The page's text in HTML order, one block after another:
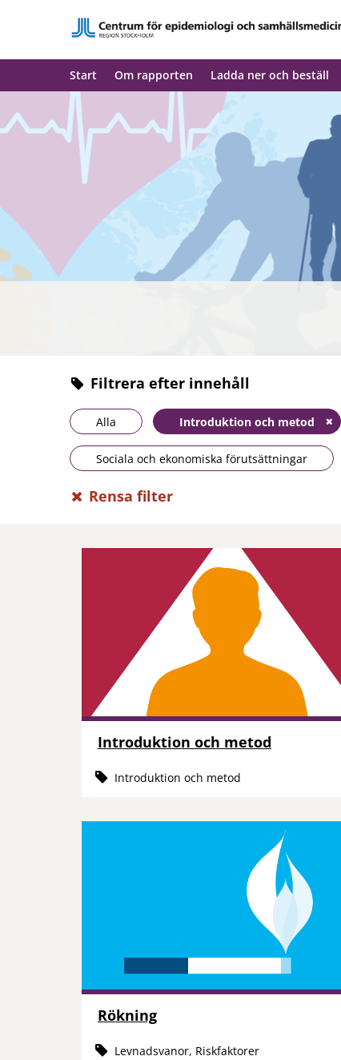
Start Om rapporten Ladda ner och beställ
Filtrera efter innehåll
Alla Introduktion och metod
Sociala och ekonomiska förutsättningar
Rensa filter
Introduktion och metod
Introduktion och metod
Rökning
Levnadsvanor, Riskfaktorer